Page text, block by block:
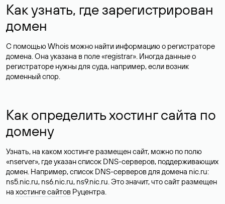
Как узнать, где зарегистрирован
домен
С помощью Whois можно найти информацию о регистраторе
домена. Она указана в поле «registrar». Иногда данные о
регистраторе нужны для суда, например, если возник
доменный спор.
Как определить хостинг сайта по
домену
Узнать, на каком хостинге размещен сайт, можно по полю
«nserver», где указан список DNS-серверов, поддерживающих
домен. Например, список DNS-серверов для домена nic.ru:
ns5.nic.ru, ns6.nic.ru, ns9.nic.ru. Это значит, что сайт размещен
на хостинге сайтов Руцентра.